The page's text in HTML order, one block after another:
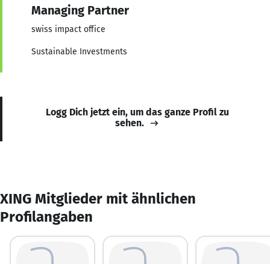
Managing Partner
swiss impact office
Sustainable Investments
Logg Dich jetzt ein, um das ganze Profil zu
sehen.
XING Mitglieder mit ähnlichen
Profilangaben